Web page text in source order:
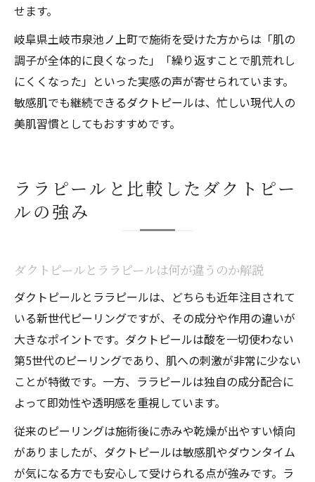
せます。
岐阜県土岐市泉池ノ上町で施術を受けた方からは「肌の
調子が全体的に良くなった」「繰り返すことで肌荒れし
にくくなった」といった実感の声が寄せられています。
敏感肌でも継続できるダクトピールは、忙しい現代人の
美肌習慣としてもおすすめです。
ララピールと比較したダクトピー
ルの強み
ダクトピールとララピールは何が違うのか解説
ダクトピールとララピールは、どちらも近年注目されて
いる新世代ピーリングですが、その成分や作用の違いが
大きなポイントです。ダクトピールは酸を一切使わない
第5世代のピーリングであり、肌への刺激が非常に少ない
ことが特徴です。一方、ララピールは独自の成分配合に
よって即効性や透明感を重視しています。
従来のピーリングは施術後に赤みや乾燥が出やすい傾向
がありましたが、ダクトピールは敏感肌やダウンタイム
が気になる方でも安心して受けられる点が強みです。ラ